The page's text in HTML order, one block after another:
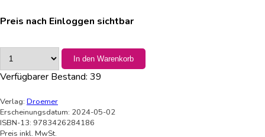
Preis nach Einloggen sichtbar
In den Warenkorb
Verfügbarer Bestand: 39
Verlag: Droemer
Erscheinungsdatum: 2024-05-02
ISBN-13: 9783426284186
Preis inkl. MwSt.